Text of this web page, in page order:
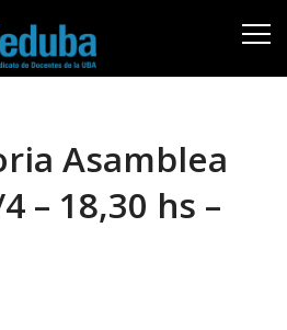
Asamblea
– 18,30 hs –